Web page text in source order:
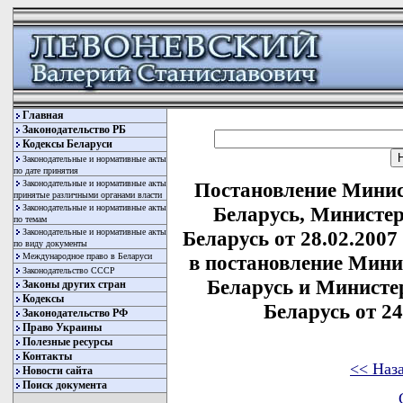
Главная
Законодательство РБ
Кодексы Беларуси
Законодательные и нормативные акты
по дате принятия
Законодательные и нормативные акты
принятые различными органами власти
Законодательные и нормативные акты
по темам
Законодательные и нормативные акты
по виду документы
Международное право в Беларуси
Законодательство СССР
Законы других стран
Кодексы
Законодательство РФ
Право Украины
Полезные ресурсы
Контакты
Новости сайта
Поиск документа
Постановление
Беларусь,
Беларусь от
в постановление
Беларусь и
Беларусь от
<<